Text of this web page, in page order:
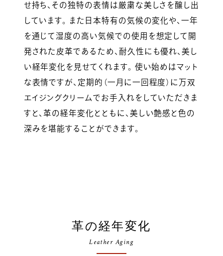
せ持ち、その独特の表情は厳粛な美しさを醸し出
しています。 また日本特有の気候の変化や、一年
を通じて湿度の高い気候での使用を想定して開
発された皮革であるため、耐久性にも優れ、美し
い経年変化を見せてくれます。 使い始めはマット
な表情ですが、定期的（一月に一回程度）に万双
エイジングクリームでお手入れをしていただきま
すと、革の経年変化とともに、美しい艶感と色の
深みを堪能することができます。
革の経年変化
Leather Aging